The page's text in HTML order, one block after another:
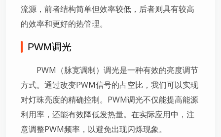
流源，前者结构简单但效率较低，后者则具有较高
的效率和更好的热管理。
PWM调光
PWM（脉宽调制）调光是一种有效的亮度调节
方式。通过改变PWM信号的占空比，我们可以实现
对灯珠亮度的精确控制。PWM调光不仅能提高能源
利用率，还能有效降低发热量。在实际应用中，注
意调整PWM频率，以避免出现闪烁现象。